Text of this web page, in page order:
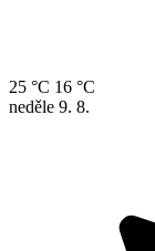
25 °C 16 °C
neděle 9. 8.